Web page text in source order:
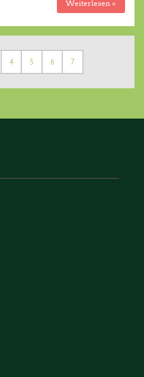
Weiterlesen »
4 5 6 7